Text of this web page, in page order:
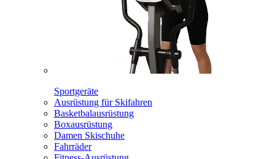
Sportgeräte
Ausrüstung für Skifahren
Basketbalausrüstung
Boxausrüstung
Damen Skischuhe
Fahrräder